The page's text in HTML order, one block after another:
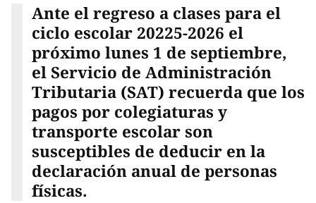
Ante el regreso a clases para el
ciclo escolar 20225-2026 el
próximo lunes 1 de septiembre,
el Servicio de Administración
Tributaria (SAT) recuerda que los
pagos por colegiaturas y
transporte escolar son
susceptibles de deducir en la
declaración anual de personas
físicas.